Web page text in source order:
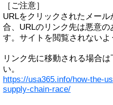
［ご注意］
URLをクリックされたメー
合、URLのリンク先は悪意
す。サイトを閲覧されないよ
リンク先に移動される場合
い。
https://usa365.info/how-the-
supply-chain-race/